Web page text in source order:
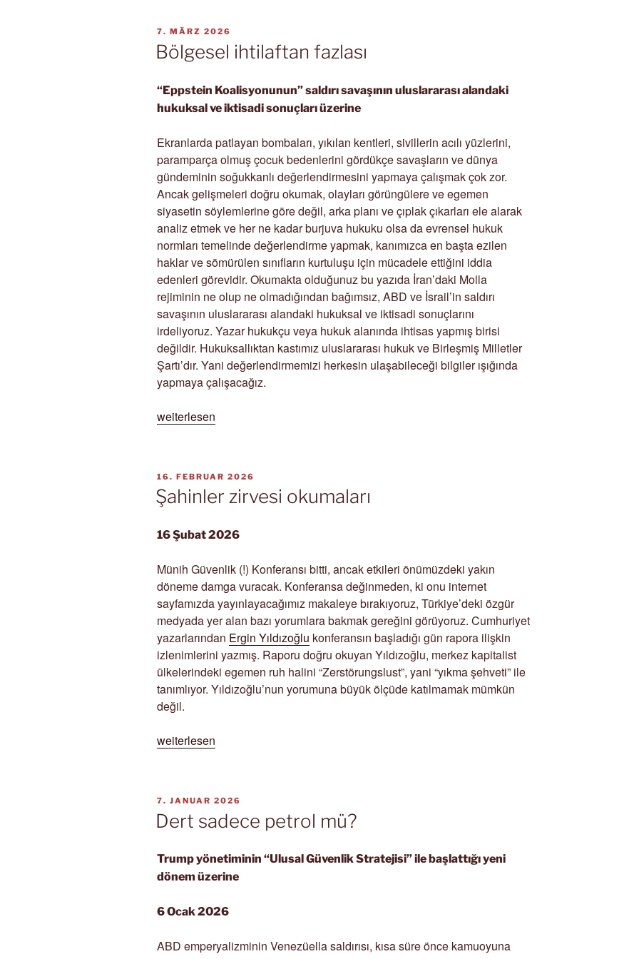
VERÖFFENTLICHT
AM
7. MÄRZ 2026
Bölgesel ihtilaftan fazlası
“Eppstein Koalisyonunun” saldırı savaşının uluslararası alandaki
hukuksal ve iktisadi sonuçları üzerine
Ekranlarda patlayan bombaları, yıkılan kentleri, sivillerin acılı yüzlerini,
paramparça olmuş çocuk bedenlerini gördükçe savaşların ve dünya
gündeminin soğukkanlı değerlendirmesini yapmaya çalışmak çok zor.
Ancak gelişmeleri doğru okumak, olayları görüngülere ve egemen
siyasetin söylemlerine göre değil, arka planı ve çıplak çıkarları ele alarak
analiz etmek ve her ne kadar burjuva hukuku olsa da evrensel hukuk
normları temelinde değerlendirme yapmak, kanımızca en başta ezilen
haklar ve sömürülen sınıfların kurtuluşu için mücadele ettiğini iddia
edenleri görevidir. Okumakta olduğunuz bu yazıda İran’daki Molla
rejiminin ne olup ne olmadığından bağımsız, ABD ve İsrail’in saldırı
savaşının uluslararası alandaki hukuksal ve iktisadi sonuçlarını
irdeliyoruz. Yazar hukukçu veya hukuk alanında ihtisas yapmış birisi
değildir. Hukuksallıktan kastımız uluslararası hukuk ve Birleşmiş Milletler
Şartı’dır. Yani değerlendirmemizi herkesin ulaşabileceği bilgiler ışığında
yapmaya çalışacağız.
„Bölgesel
weiterlesen
VERÖFFENTLICHT
AM
16. FEBRUAR 2026
Şahinler zirvesi okumaları
16 Şubat 2026
Münih Güvenlik (!) Konferansı bitti, ancak etkileri önümüzdeki yakın
döneme damga vuracak. Konferansa değinmeden, ki onu internet
sayfamızda yayınlayacağımız makaleye bırakıyoruz, Türkiye’deki özgür
medyada yer alan bazı yorumlara bakmak gereğini görüyoruz. Cumhuriyet
yazarlarından Ergin Yıldızoğlu konferansın başladığı gün rapora ilişkin
izlenimlerini yazmış. Raporu doğru okuyan Yıldızoğlu, merkez kapitalist
ülkelerindeki egemen ruh halini “Zerstörungslust”, yani “yıkma şehveti” ile
tanımlıyor. Yıldızoğlu’nun yorumuna büyük ölçüde katılmamak mümkün
değil.
„Şahinler
weiterlesen
VERÖFFENTLICHT
AM
7. JANUAR 2026
Dert sadece petrol mü?
Trump yönetiminin “Ulusal Güvenlik Stratejisi” ile başlattığı yeni
dönem üzerine
6 Ocak 2026
ABD emperyalizminin Venezüella saldırısı, kısa süre önce kamuoyuna